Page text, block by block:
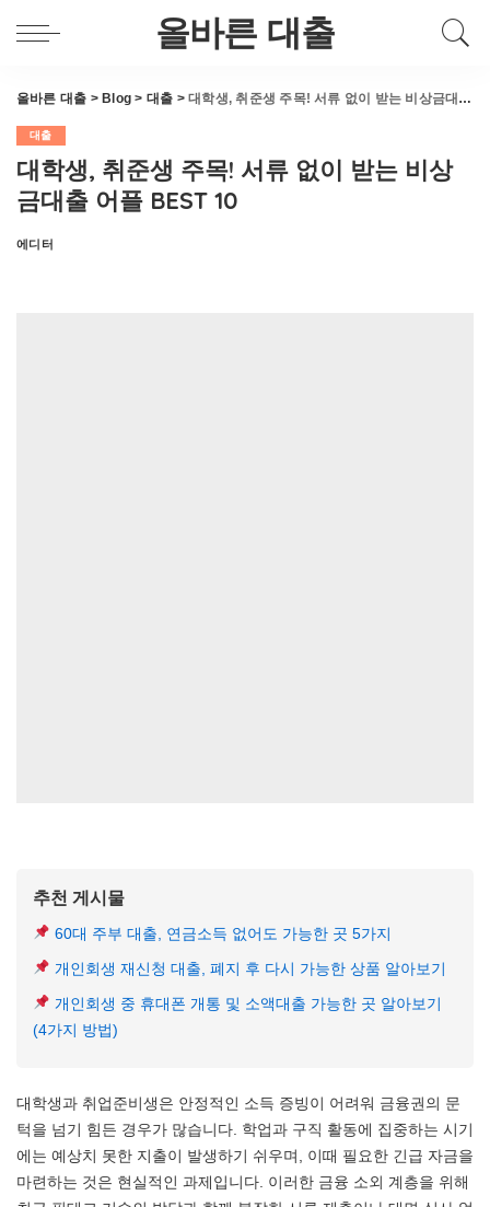
올바른 대출
올바른 대출 > Blog > 대출 >대학생, 취준생 주목! 서류 없이 받는 비상금대출 어플 BEST 10
대출
대학생, 취준생 주목! 서류 없이 받는 비상
금대출 어플 BEST 10
Posted
에디터
추천 게시물
60대 주부 대출, 연금소득 없어도 가능한 곳 5가지
개인회생 재신청 대출, 폐지 후 다시 가능한 상품 알아보기
개인회생 중 휴대폰 개통 및 소액대출 가능한 곳 알아보기
(4가지 방법)
대학생과 취업준비생은 안정적인 소득 증빙이 어려워 금융권의 문
턱을 넘기 힘든 경우가 많습니다. 학업과 구직 활동에 집중하는 시기
에는 예상치 못한 지출이 발생하기 쉬우며, 이때 필요한 긴급 자금을
마련하는 것은 현실적인 과제입니다. 이러한 금융 소외 계층을 위해